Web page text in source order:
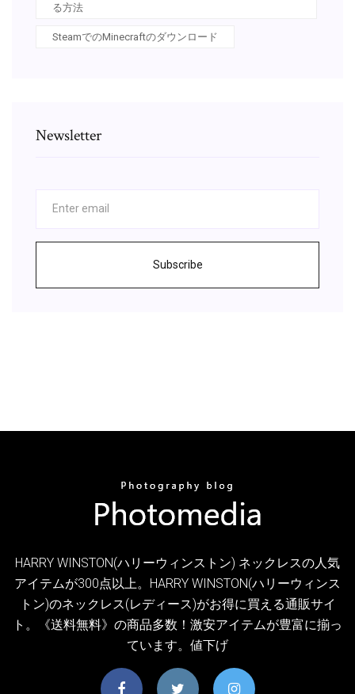
る方法
SteamでのMinecraftのダウンロード
Newsletter
Subscribe
HARRY WINSTON(ハリーウィンストン) ネックレスの人気
アイテムが300点以上。HARRY WINSTON(ハリーウィンス
トン)のネックレス(レディース)がお得に買える通販サイ
ト。《送料無料》の商品多数！激安アイテムが豊富に揃っ
ています。値下げ